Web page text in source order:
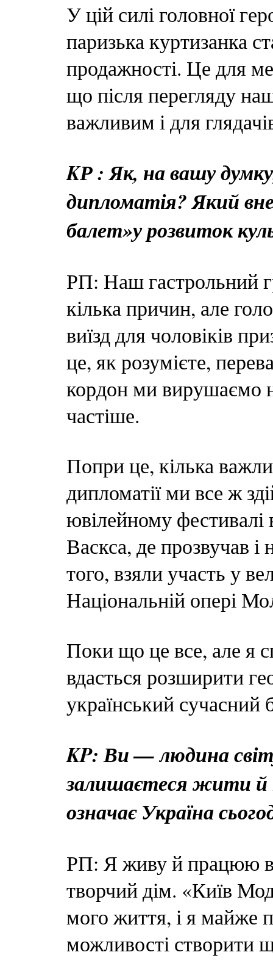
У цій силі головної
паризька куртизанка
продажності. Це для
що після перегляду
важливим і для
KР : Як, на вашу
дипломатія? Який
балет»у розвиток
РП: Наш гастрольний
кілька причин, але
виїзд для чоловіків
це, як розумієте,
кордон ми вирушаємо
частіше.
Попри це, кілька
дипломатії ми все ж
ювілейному фестивалі
Васкса, де прозвучав
того, взяли участь у
Національній опері
Поки що це все, але я
вдасться розширити
український сучасний
KP: Ви — людина
залишаєтеся жити й
означає Україна
РП: Я живу й працюю в
творчий дім. «Київ
мого життя, і я майже
можливості створити